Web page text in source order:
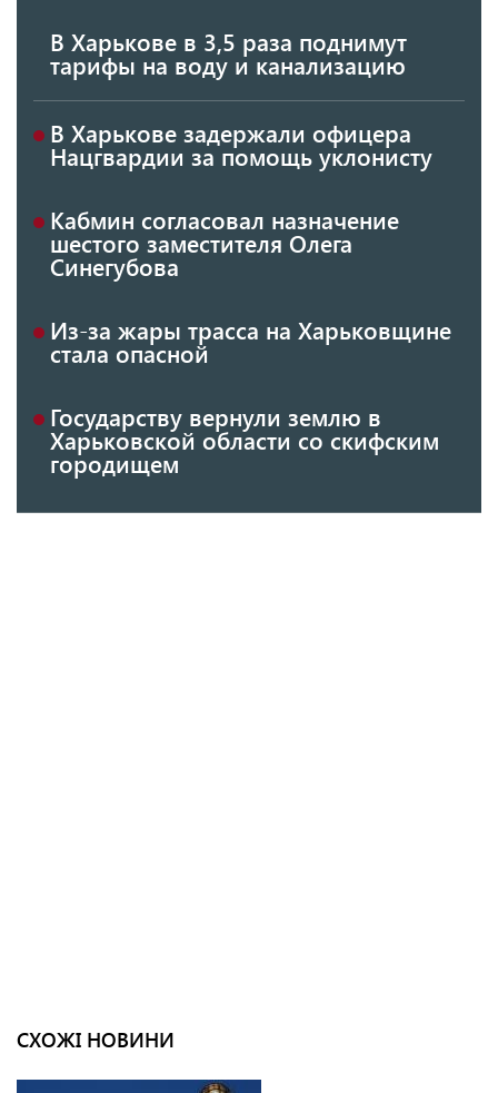
В Харькове в 3,5 раза поднимут
тарифы на воду и канализацию
В Харькове задержали офицера
Нацгвардии за помощь уклонисту
Кабмин согласовал назначение
шестого заместителя Олега
Синегубова
Из-за жары трасса на Харьковщине
стала опасной
Государству вернули землю в
Харьковской области со скифским
городищем
СХОЖІ НОВИНИ